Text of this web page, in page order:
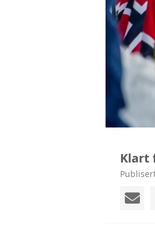
Klart